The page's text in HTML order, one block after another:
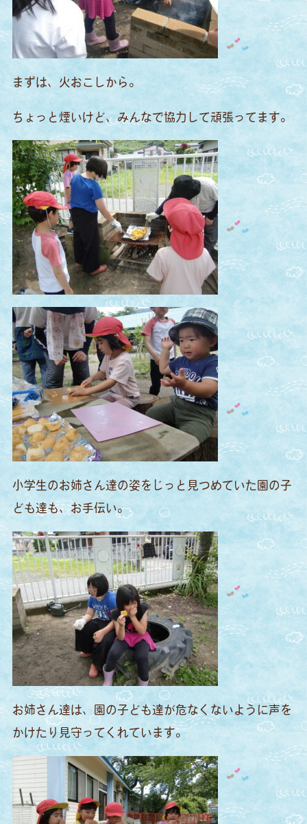
まずは、火おこしから。
ちょっと煙いけど、みんなで協力して頑張ってます。
小学生のお姉さん達の姿をじっと見つめていた園の子
ども達も、お手伝い。
お姉さん達は、園の子ども達が危なくないように声を
かけたり見守ってくれています。